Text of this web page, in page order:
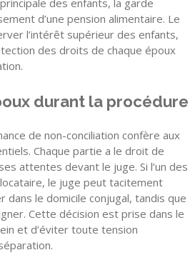
des enfants, la garde
d’une pension alimentaire. Le
l’intérêt supérieur des enfants,
des droits de chaque époux
durant la procédure
de non-conciliation confère aux
Chaque partie a le droit de
attentes devant le juge. Si l’un des
le juge peut tacitement
le domicile conjugal, tandis que
Cette décision est prise dans le
et d’éviter toute tension